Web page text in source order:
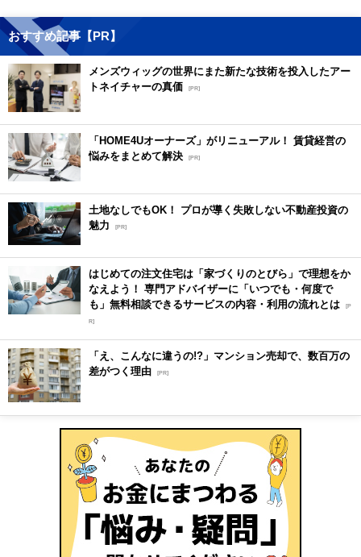
おすすめ記事【PR】
メンズウィッグの世界にまた新たな技術を投入したアー
トネイチャーの真価 [PR]
「HOME4Uオーナーズ」がリニューアル！ 賃貸経営の
悩みをまとめて解決 [PR]
土地なしでもOK！ プロが導く失敗しない不動産投資の
魅力
[PR]
はじめての注文住宅は「家づくりのとびら」で理想をか
なえよう！ 専門アドバイザーに「いつでも・何度で
も」無料相談できるサービスの内容・利用の流れとは [P
R]
「え、こんなに違うの!?」マンション売却で、数百万の
差がつく理由 [PR]